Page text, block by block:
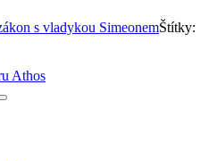
s vladykou SimeonemŠtítky:
Athos
Hledat